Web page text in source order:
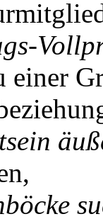
einer